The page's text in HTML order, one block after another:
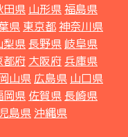
田県 山形県福島県
県 東京都神奈川県
梨県 長野県 岐阜県
都府 大阪府 兵庫県
山県 広島県 山口県
岡県 佐賀県 長崎県
島県 沖縄県